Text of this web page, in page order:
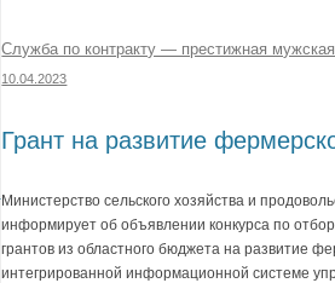
Служба по контракту — престижная
10.04.2023
Грант на развитие
Министерство сельского хозяйства и
информирует об объявлении конкурса по
грантов из областного бюджета на развитие
интегрированной информационной системе